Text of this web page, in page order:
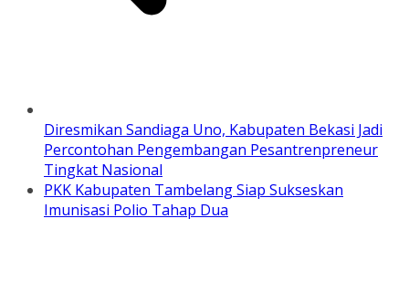
Diresmikan Sandiaga Uno, Kabupaten Bekasi Jadi
Percontohan Pengembangan Pesantrenpreneur
Tingkat Nasional
PKK Kabupaten Tambelang Siap Sukseskan
Imunisasi Polio Tahap Dua